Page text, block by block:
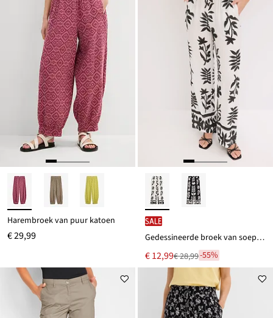
Harembroek van puur katoen
€ 29,99
SALE
Gedessineerde broek van soepele viscose
Nu
voor
€ 12,99
Van
€ 28,99
€ 28,99-55%